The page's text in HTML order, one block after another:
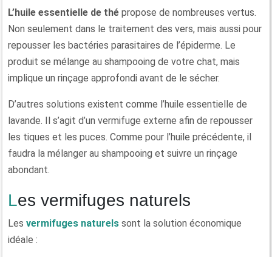
L’huile essentielle de thé propose de nombreuses vertus.
Non seulement dans le traitement des vers, mais aussi pour
repousser les bactéries parasitaires de l’épiderme. Le
produit se mélange au shampooing de votre chat, mais
implique un rinçage approfondi avant de le sécher.
D’autres solutions existent comme l’huile essentielle de
lavande. Il s’agit d’un vermifuge externe afin de repousser
les tiques et les puces. Comme pour l’huile précédente, il
faudra la mélanger au shampooing et suivre un rinçage
abondant.
Les vermifuges naturels
Les vermifuges naturels sont la solution économique
idéale :